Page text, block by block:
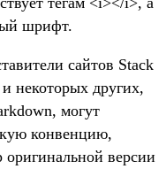
шрифт.
сайтов Stack
некоторых других,
могут
конвенцию,
версии